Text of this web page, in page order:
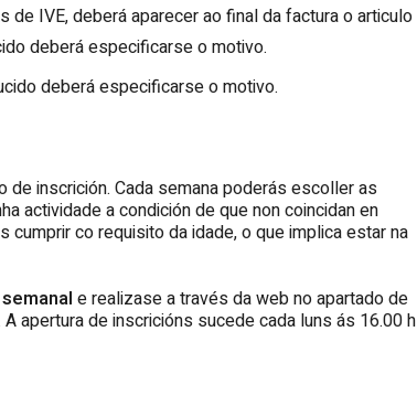
IVE, deberá aparecer ao final da factura o articulo
deberá especificarse o motivo.
deberá especificarse o motivo.
inscrición. Cada semana poderás escoller as
actividade a condición de que non coincidan en
co requisito da idade, o que implica estar na
e realizase a través da web no apartado de
apertura de inscricións sucede cada luns ás 16.00 h